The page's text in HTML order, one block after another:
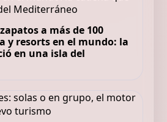
a más de 100
y resorts en el mundo: la
en una isla del